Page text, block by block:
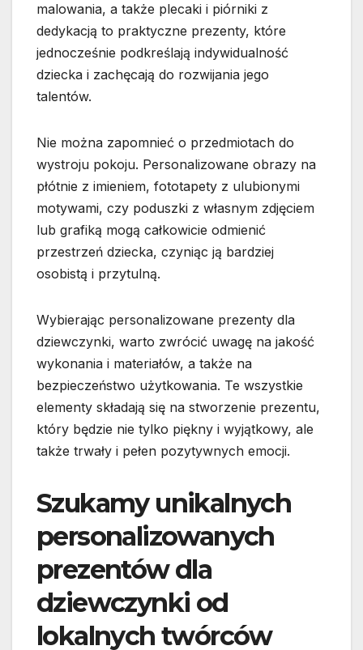
malowania, a także plecaki i piórniki z
dedykacją to praktyczne prezenty, które
jednocześnie podkreślają indywidualność
dziecka i zachęcają do rozwijania jego
talentów.
Nie można zapomnieć o przedmiotach do
wystroju pokoju. Personalizowane obrazy na
płótnie z imieniem, fototapety z ulubionymi
motywami, czy poduszki z własnym zdjęciem
lub grafiką mogą całkowicie odmienić
przestrzeń dziecka, czyniąc ją bardziej
osobistą i przytulną.
Wybierając personalizowane prezenty dla
dziewczynki, warto zwrócić uwagę na jakość
wykonania i materiałów, a także na
bezpieczeństwo użytkowania. Te wszystkie
elementy składają się na stworzenie prezentu,
który będzie nie tylko piękny i wyjątkowy, ale
także trwały i pełen pozytywnych emocji.
Szukamy unikalnych
personalizowanych
prezentów dla
dziewczynki od
lokalnych twórców